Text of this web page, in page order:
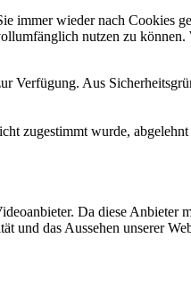
immer wieder nach Cookies
nutzen zu
Verfügung. Aus
zugestimmt wurde,
Da diese Anbieter
das Aussehen unserer